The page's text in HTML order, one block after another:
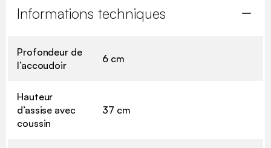
Informations techniques
Profondeur de
l’accoudoir
6 cm
Hauteur
d’assise avec
coussin
37 cm